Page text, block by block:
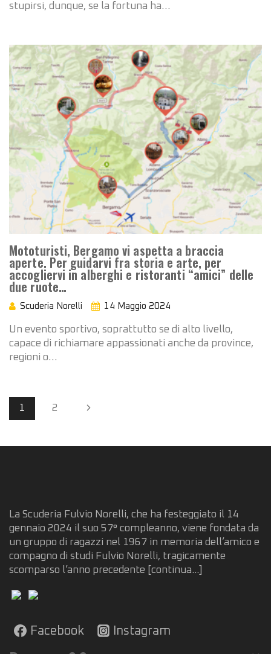
stupirsi, dunque, se la fortuna ha…
Mototuristi, Bergamo vi aspetta a braccia
aperte. Per guidarvi fra storia e arte, per
accogliervi in alberghi e ristoranti “amici” delle
due ruote…
Scuderia Norelli 14 Maggio 2024
Un evento sportivo, soprattutto se di alto livello,
capace di richiamare appassionati anche da province,
regioni o…
Page
navigation
1 2 Next
La Scuderia Fulvio Norelli, che ha festeggiato il 14
gennaio 2024 il suo 57° compleanno, viene fondata da
un gruppo di ragazzi nel 1967 in memoria dell’amico e
compagno di studi Fulvio Norelli, tragicamente
scomparso l’anno precedente
[continua...]
Facebook Instagram